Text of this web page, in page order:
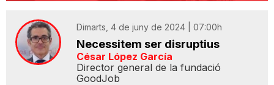
Dimarts, 4 de juny de 2024 | 07:00h
Necessitem ser disruptius
César López García
Director general de la fundació
GoodJob